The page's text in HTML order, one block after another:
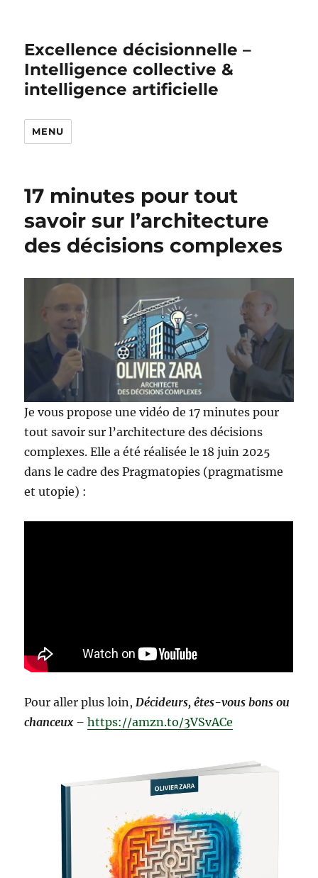
Excellence décisionnelle –
Intelligence collective &
intelligence artificielle
MENU
17 minutes pour tout
savoir sur l’architecture
des décisions complexes
Je vous propose une vidéo de 17 minutes pour
tout savoir sur l’architecture des décisions
complexes. Elle a été réalisée le 18 juin 2025
dans le cadre des Pragmatopies (pragmatisme
et utopie) :
Pour aller plus loin,Décideurs, êtes-vous bons ou
chanceux–https://amzn.to/3VSvACe